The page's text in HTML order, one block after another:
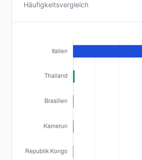
Häufigkeitsvergleich